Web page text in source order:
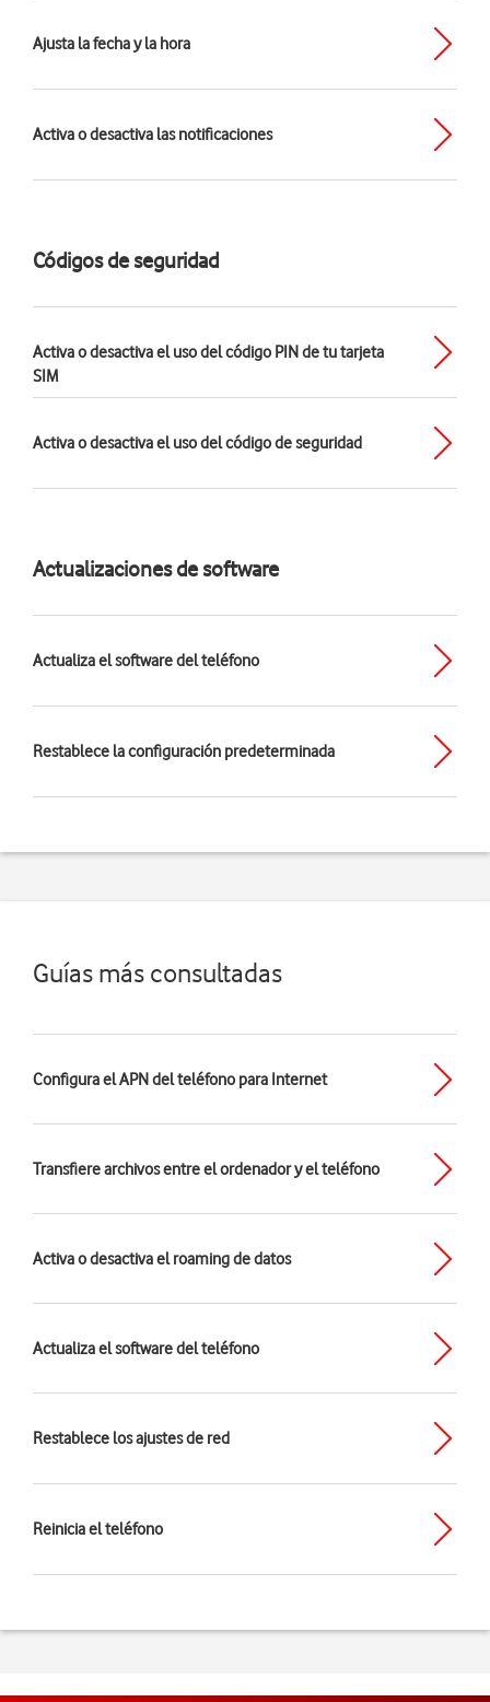
Ajusta la fecha y la hora
Activa o desactiva las notificaciones
Códigos de seguridad
Activa o desactiva el uso del código PIN de tu tarjeta
SIM
Activa o desactiva el uso del código de seguridad
Actualizaciones de software
Actualiza el software del teléfono
Restablece la configuración predeterminada
Guías más consultadas
Configura el APN del teléfono para Internet
Transfiere archivos entre el ordenador y el teléfono
Activa o desactiva el roaming de datos
Actualiza el software del teléfono
Restablece los ajustes de red
Reinicia el teléfono